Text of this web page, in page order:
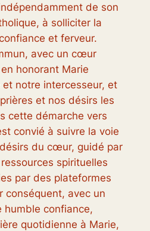
de son
à solliciter la
et ferveur.
avec un cœur
honorant Marie
notre intercesseur, et
et nos désirs les
cette démarche vers
convié à suivre la voie
du cœur, guidé par
spirituelles
par des plateformes
conséquent, avec un
confiance,
quotidienne à Marie,